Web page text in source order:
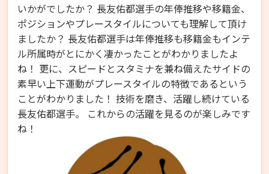
いかがでしたか？ 長友佑都選手の年俸推移や移籍金、
ポジションやプレースタイルについても理解して頂け
ましたか？ 長友佑都選手は年俸推移も移籍金もインテ
ル所属時がとにかく凄かったことがわかりましたよ
ね！ 更に、スピードとスタミナを兼ね備えたサイドの
素早い上下運動がプレースタイルの特徴であるという
ことがわかりました！ 技術を磨き、活躍し続けている
長友佑都選手。 これからの活躍を見るのが楽しみです
ね！